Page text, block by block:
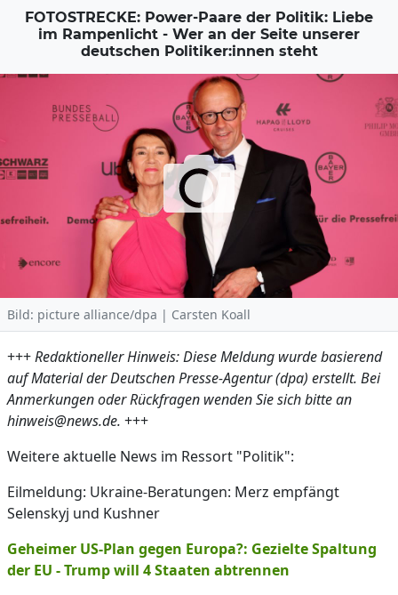
FOTOSTRECKE: Power-Paare der Politik: Liebe
im Rampenlicht - Wer an der Seite unserer
deutschen Politiker:innen steht
Bild: picture alliance/dpa | Carsten Koall
+++Redaktioneller Hinweis: Diese Meldung wurde basierend
auf Material der Deutschen Presse-Agentur (dpa) erstellt. Bei
Anmerkungen oder Rückfragen wenden Sie sich bitte an
hinweis@news.de. +++
Weitere aktuelle News im Ressort "Politik":
Eilmeldung: Ukraine-Beratungen: Merz empfängt
Selenskyj und Kushner
Geheimer US-Plan gegen Europa?: Gezielte Spaltung
der EU - Trump will 4 Staaten abtrennen